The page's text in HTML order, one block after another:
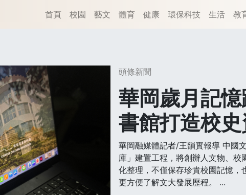
首頁 校園 藝文 體育 健康 環保科技 生活 教
頭條新聞
華岡歲月記
書館打造校
華岡融媒體記者/王韻實報導 中國
庫」建置工程，將創辦人文物、
化整理，不僅保存珍貴校園記憶，
更方便了解文大發展歷程。 ...